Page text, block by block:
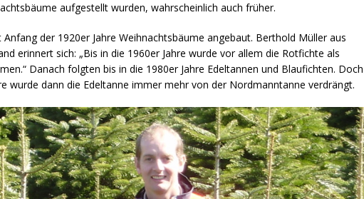
aufgestellt wurden, wahrscheinlich auch früher.
der 1920er Jahre Weihnachtsbäume angebaut. Berthold Müller aus
erinnert sich: „Bis in die 1960er Jahre wurde vor allem die Rotfichte als
Danach folgten bis in die 1980er Jahre Edeltannen und Blaufichten. Doch
wurde dann die Edeltanne immer mehr von der Nordmanntanne verdrängt.